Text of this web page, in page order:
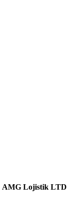
AMG Lojistik LTD